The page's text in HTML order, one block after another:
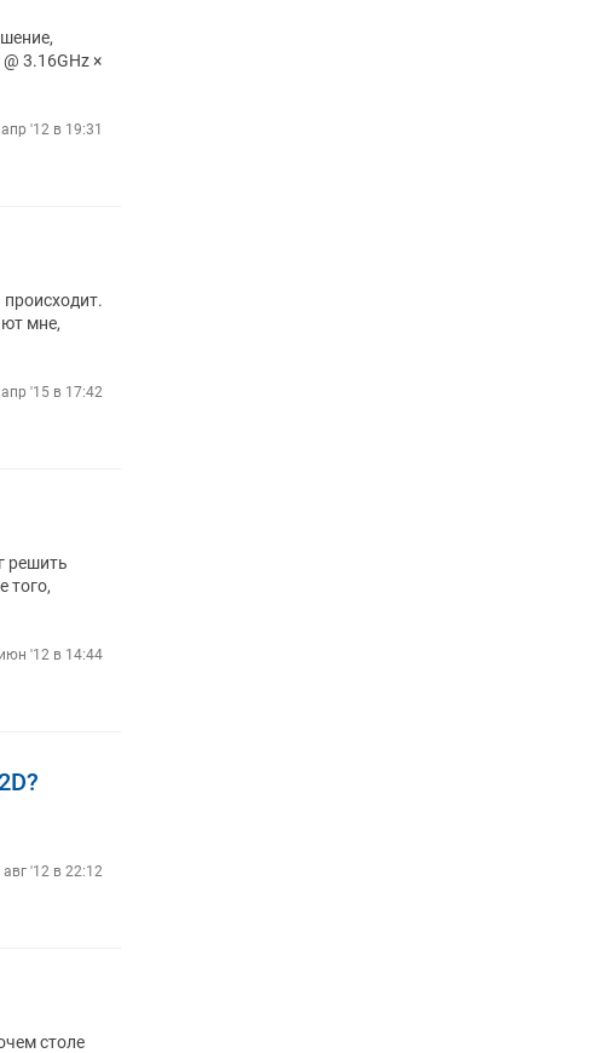
3.16GHz ×
'12 в 19:31
мне,
'15 в 17:42
решить
того,
'12 в 14:44
авг '12 в 22:12
столе